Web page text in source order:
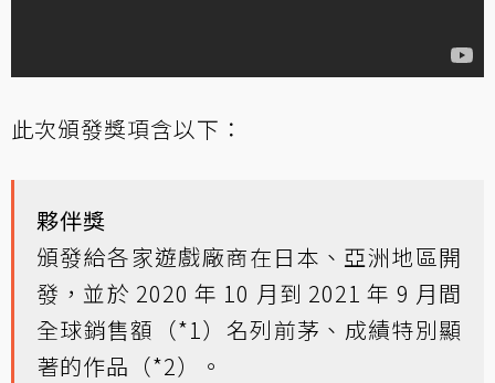
此次頒發獎項含以下：
夥伴獎
頒發給各家遊戲廠商在日本、亞洲地區開
發，並於 2020 年 10 月到 2021 年 9 月間
全球銷售額（*1）名列前茅、成績特別顯
著的作品（*2）。